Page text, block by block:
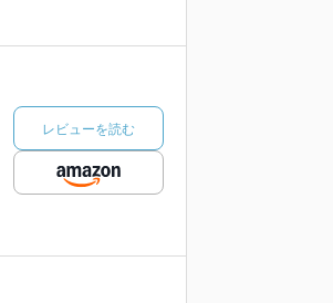
レビューを読む